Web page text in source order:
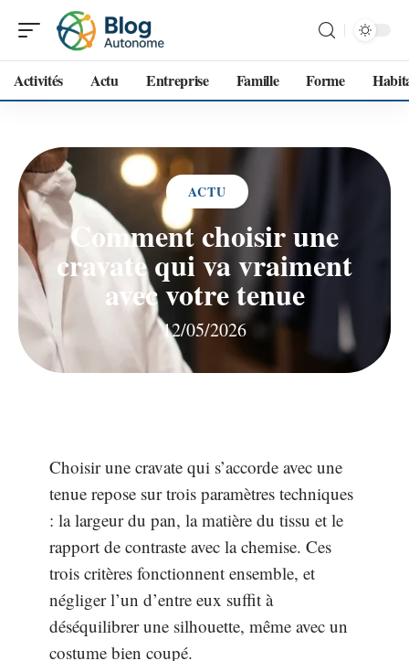
Activités Actu Entreprise Famille Forme
ACTU
Comment choisir une
cravate qui va vraiment
avec votre tenue
12/05/2026
Choisir une cravate qui s’accorde avec une
tenue repose sur trois paramètres techniques
: la largeur du pan, la matière du tissu et le
rapport de contraste avec la chemise. Ces
trois critères fonctionnent ensemble, et
négliger l’un d’entre eux suffit à
déséquilibrer une silhouette, même avec un
costume bien coupé.